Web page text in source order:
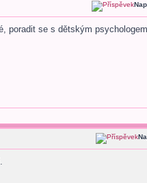
poradit se s dětským